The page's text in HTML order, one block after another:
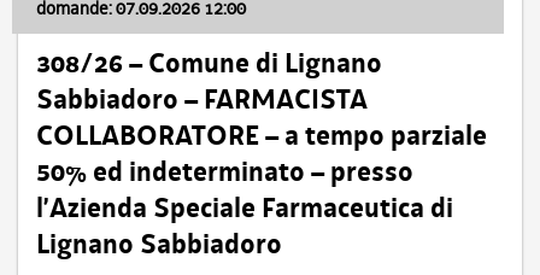
domande: 07.09.2026 12:00
308/26 – Comune di Lignano
Sabbiadoro – FARMACISTA
COLLABORATORE – a tempo parziale
50% ed indeterminato – presso
l’Azienda Speciale Farmaceutica di
Lignano Sabbiadoro